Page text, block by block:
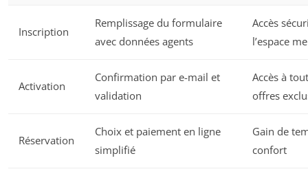
Inscription
Remplissage du formulaire
avec données agents
Accès
l’espace
Activation
Confirmation par e-mail et
validation
Accès à
offres
Réservation
Choix et paiement en ligne
simplifié
Gain de
confort